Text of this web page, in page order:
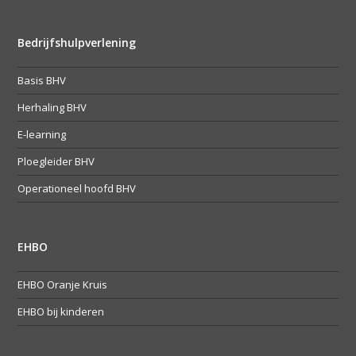
Bedrijfshulpverlening
Basis BHV
Herhaling BHV
E-learning
Ploegleider BHV
Operationeel hoofd BHV
EHBO
EHBO Oranje Kruis
EHBO bij kinderen